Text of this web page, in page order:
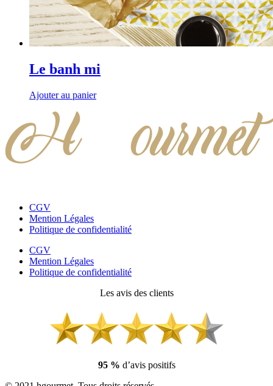
Le banh mi
Ajouter au panier
CGV
Mention Légales
Politique de confidentialité
CGV
Mention Légales
Politique de confidentialité
Les avis des clients
95 % d’avis positifs